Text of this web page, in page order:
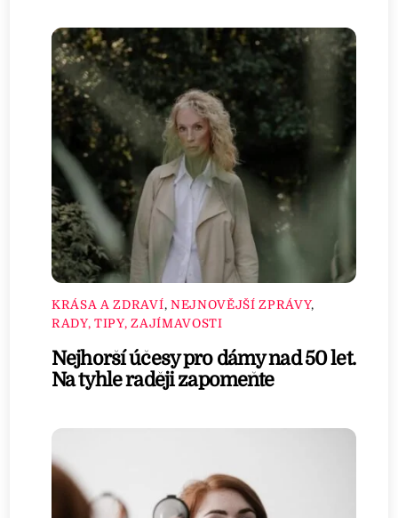
KRÁSA A ZDRAVÍ, NEJNOVĚJŠÍ ZPRÁVY,
RADY, TIPY, ZAJÍMAVOSTI
Nejhorší účesy pro dámy nad 50 let.
Na tyhle raději zapomeňte